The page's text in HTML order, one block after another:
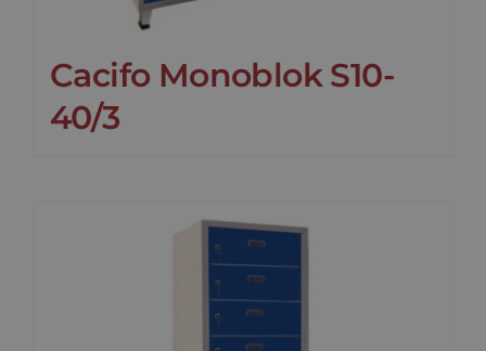
Cacifo Monoblok S10-
40/3